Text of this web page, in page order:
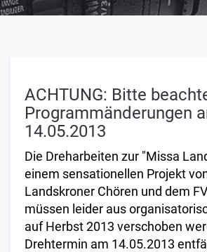
ACHTUNG: Bitte
Programmänderungen
14.05.2013
Die Dreharbeiten zur "Missa
einem sensationellen Projekt
Landskroner Chören und dem
müssen leider aus
auf Herbst 2013 verschoben
Drehtermin am 14.05.2013